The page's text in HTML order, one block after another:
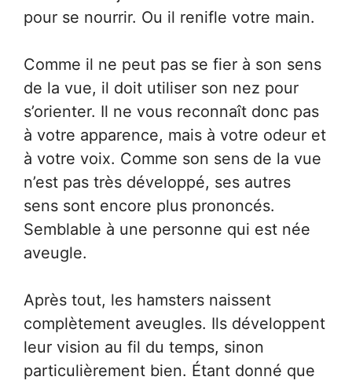
pour se nourrir. Ou il renifle votre main.
Comme il ne peut pas se fier à son sens
de la vue, il doit utiliser son nez pour
s’orienter. Il ne vous reconnaît donc pas
à votre apparence, mais à votre odeur et
à votre voix. Comme son sens de la vue
n’est pas très développé, ses autres
sens sont encore plus prononcés.
Semblable à une personne qui est née
aveugle.
Après tout, les hamsters naissent
complètement aveugles. Ils développent
leur vision au fil du temps, sinon
particulièrement bien. Étant donné que